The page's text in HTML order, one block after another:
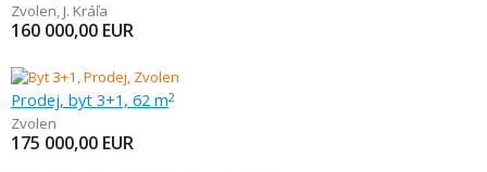
Zvolen, J. Kráľa
160 000,00 EUR
Prodej, byt 3+1, 62 m2
Zvolen
175 000,00 EUR